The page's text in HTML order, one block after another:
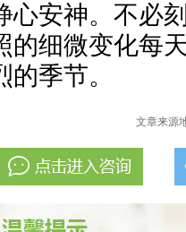
心安神。不必
的细微变化每
季节。
文章来源